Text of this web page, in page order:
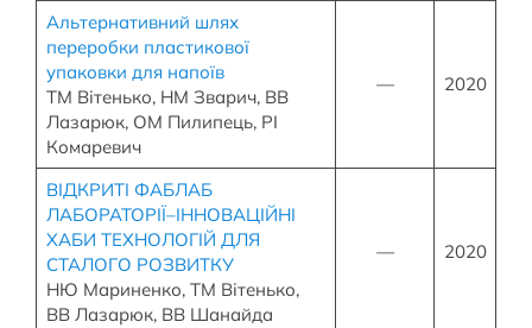
Альтернативний шлях
переробки пластикової
упаковки для напоїв
ТМ Вітенько, НМ Зварич, ВВ
Лазарюк, ОМ Пилипець, РІ
Комаревич
— 2020
ВІДКРИТІ ФАБЛАБ
ЛАБОРАТОРІЇ–ІННОВАЦІЙНІ
ХАБИ ТЕХНОЛОГІЙ ДЛЯ
СТАЛОГО РОЗВИТКУ
НЮ Мариненко, ТМ Вітенько,
ВВ Лазарюк, ВВ Шанайда
— 2020